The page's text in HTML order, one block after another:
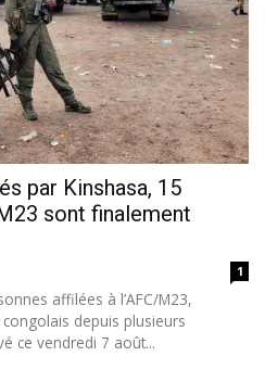
par Kinshasa, 15
sont finalement
1
affilées à l’AFC/M23,
depuis plusieurs
ce vendredi 7 août...